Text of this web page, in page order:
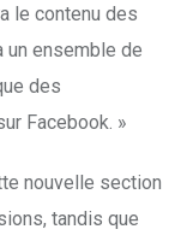
le contenu des
un ensemble de
des
Facebook. »
nouvelle section
tandis que